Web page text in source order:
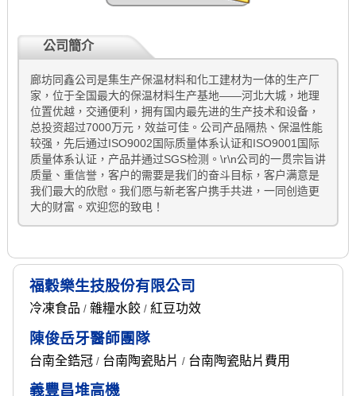
公司簡介
廊坊同鑫公司是集生产保温材料和化工建材为一体的生产厂
家，位于全国最大的保温材料生产基地——河北大城，地理
位置优越，交通便利，拥有国内最先进的生产技术和设备，
总投资超过7000万元，效益可佳。公司产品隔热、保温性能
较强，先后通过ISO9002国际质量体系认证和ISO9001国际
质量体系认证，产品并通过SGS检测。\r\n公司的一贯宗旨讲
质量、重信誉，客户的需要是我们的奋斗目标，客户满意是
我们最大的欣慰。我们愿与新老客户携手共进，一同创造更
大的财富。欢迎您的致电！
福穀樂生技股份有限公司
冷凍食品 / 雜糧水餃/ 紅豆功效
陳俊岳牙醫師團隊
台南全鋯冠/ 台南陶瓷貼片 / 台南陶瓷貼片費用
義豐昌堆高機